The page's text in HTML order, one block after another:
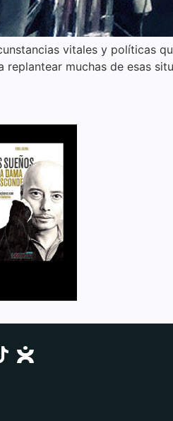
vitales y políticas
muchas de esas